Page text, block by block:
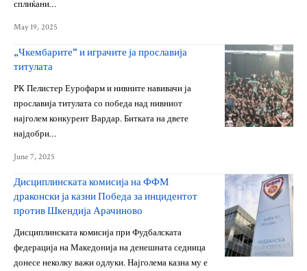
сплиќани…
May 19, 2025
„Чкембарите“ и играчите ја прославија
титулата
РК Пелистер Еурофарм и нивните навивачи ја
прославија титулата со победа над нивниот
најголем конкурент Вардар. Битката на двете
најдобри…
June 7, 2025
Дисциплинската комисија на ФФМ
драконски ја казни Победа за инцидентот
против Шкендија Арачиново
Дисциплинската комисија при Фудбалската
федерација на Македонија на денешната седница
донесе неколку важи одлуки. Најголема казна му е